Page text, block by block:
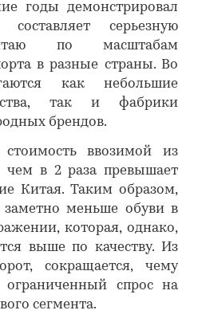
годы демонстрировал
серьезную
по масштабам
в разные страны. Во
как небольшие
так и фабрики
брендов.
ввозимой из
чем в 2 раза превышает
Китая. Таким образом,
заметно меньше обуви в
которая, однако,
выше по качеству. Из
сокращается, чему
спрос на
сегмента.